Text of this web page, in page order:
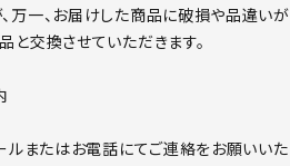
万一、お届けした商品に破損や品違いが
と交換させていただきます。
ルまたはお電話にてご連絡をお願いいた